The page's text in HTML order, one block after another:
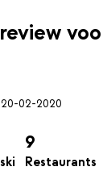
20-02-2020
9
Restaurants